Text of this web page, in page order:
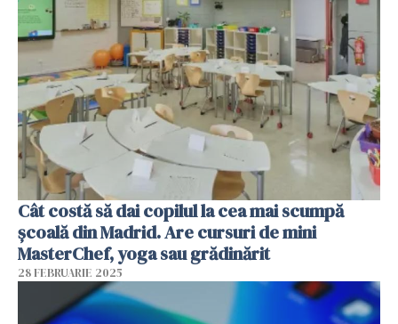
Cât costă să dai copilul la cea mai scumpă
școală din Madrid. Are cursuri de mini
MasterChef, yoga sau grădinărit
28 FEBRUARIE 2025